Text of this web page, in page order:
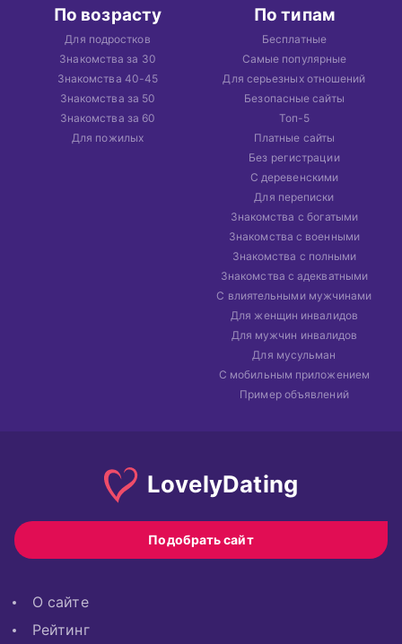
По возрасту
Для подростков
Знакомства за 30
Знакомства 40-45
Знакомства за 50
Знакомства за 60
Для пожилых
По типам
Бесплатные
Самые популярные
Для серьезных отношений
Безопасные сайты
Топ-5
Платные сайты
Без регистрации
С деревенскими
Для переписки
Знакомства с богатыми
Знакомства с военными
Знакомства с полными
Знакомства с адекватными
С влиятельными мужчинами
Для женщин инвалидов
Для мужчин инвалидов
Для мусульман
С мобильным приложением
Пример объявлений
LovelyDating
Подобрать сайт
О сайте
Рейтинг